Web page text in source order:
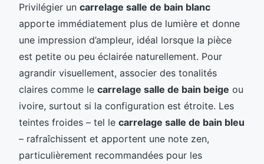
Privilégier un carrelage salle de bain blanc
apporte immédiatement plus de lumière et donne
une impression d’ampleur, idéal lorsque la pièce
est petite ou peu éclairée naturellement. Pour
agrandir visuellement, associer des tonalités
claires comme le carrelage salle de bain beige ou
ivoire, surtout si la configuration est étroite. Les
teintes froides – tel le carrelage salle de bain bleu
– rafraîchissent et apportent une note zen,
particulièrement recommandées pour les